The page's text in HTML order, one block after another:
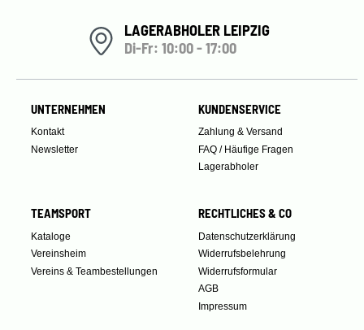
LAGERABHOLER LEIPZIG
Di-Fr: 10:00 - 17:00
UNTERNEHMEN
Kontakt
Newsletter
KUNDENSERVICE
Zahlung & Versand
FAQ / Häufige Fragen
Lagerabholer
TEAMSPORT
Kataloge
Vereinsheim
Vereins & Teambestellungen
RECHTLICHES & CO
Datenschutzerklärung
Widerrufsbelehrung
Widerrufsformular
AGB
Impressum